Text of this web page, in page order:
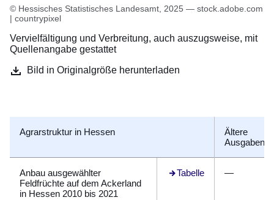
© Hessisches Statistisches Landesamt, 2025 — stock.adobe.com
| countrypixel
Vervielfältigung und Verbreitung, auch auszugsweise, mit
Quellenangabe gestattet
Bild in Originalgröße herunterladen
Agrarstruktur in Hessen
Ältere
Ausgaben
Anbau ausgewählter
Feldfrüchte auf dem Ackerland
in Hessen 2010 bis 2021
Tabelle
Öffnet sich in einem
—